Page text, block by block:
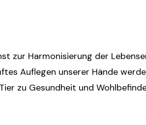
zur Harmonisierung der
Auflegen unserer Hände
zu Gesundheit und